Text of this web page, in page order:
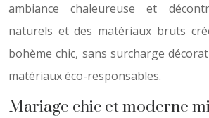
ambiance chaleureuse et
naturels et des matériaux bruts
bohème chic, sans surcharge
matériaux éco-responsables.
Mariage chic et moderne